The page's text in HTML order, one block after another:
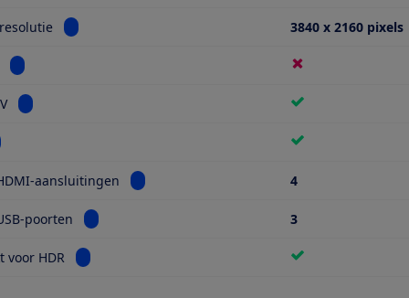
Bekijk informatie voor Schermresolutie3840 x 2160 pixels
Bekijk informatie voor Miniled
Bekijk informatie voor Smart TV
informatie voor Wifi
aansluitingen Bekijk informatie voor Aantal HDMI-
4
poorten Bekijk informatie voor Aantal USB-poorten
3
voor HDR Bekijk informatie voor Geschikt voor HDR